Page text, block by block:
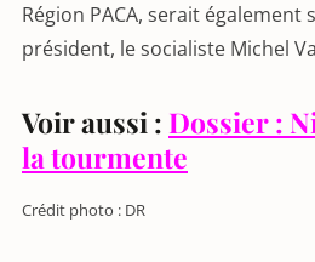
Région PACA, serait
président, le socialiste Michel
Voir aussi :Dossier :
la tourmente
Crédit photo : DR